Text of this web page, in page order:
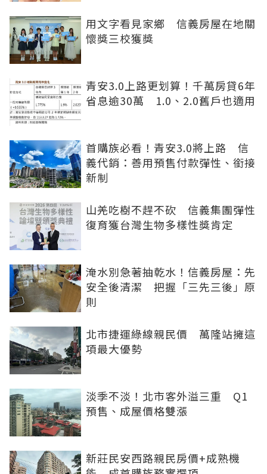
用文字看見家鄉 信義房屋在地關
懷獎三校獲獎
青安3.0上路更划算！千萬房貸6年
省息逾30萬 1.0、2.0舊戶也適用
首購族必看！青安3.0將上路 信
義代銷：善用預售付款彈性、銜接
新制
山羌吃樹不趕不砍 信義集團彈性
復育獲台灣生物多樣性獎肯定
淹水別急著抽乾水！信義房屋：先
安全後清潔 把握「三先三後」原
則
北市捷運綠線親民價 萬隆站擁這
項最大優勢
淡季不淡！北市客外溢三重 Q1
預售、成屋價格雙漲
新莊民安西路親民房價+成熟機